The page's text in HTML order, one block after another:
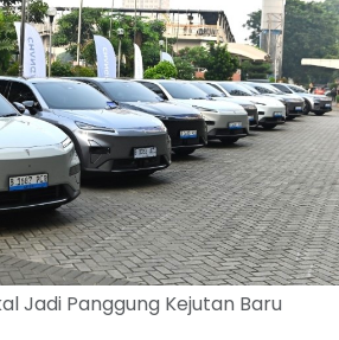
Jadi Panggung Kejutan Baru